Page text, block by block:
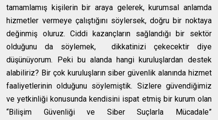
tamamlamış kişilerin bir araya gelerek, kurumsal anlamda
hizmetler vermeye çalıştığını söylersek, doğru bir noktaya
değinmiş oluruz. Ciddi kazançların sağlandığı bir sektör
olduğunu da söylemek, dikkatinizi çekecektir diye
düşünüyorum. Peki bu alanda hangi kuruluşlardan destek
alabiliriz? Bir çok kuruluşların siber güvenlik alanında hizmet
faaliyetlerinin olduğunu söylemiştik. Sizlere güvendiğimiz
ve yetkinliği konusunda kendisini ispat etmiş bir kurum olan
“Bilişim Güvenliği ve Siber Suçlarla Mücadale”